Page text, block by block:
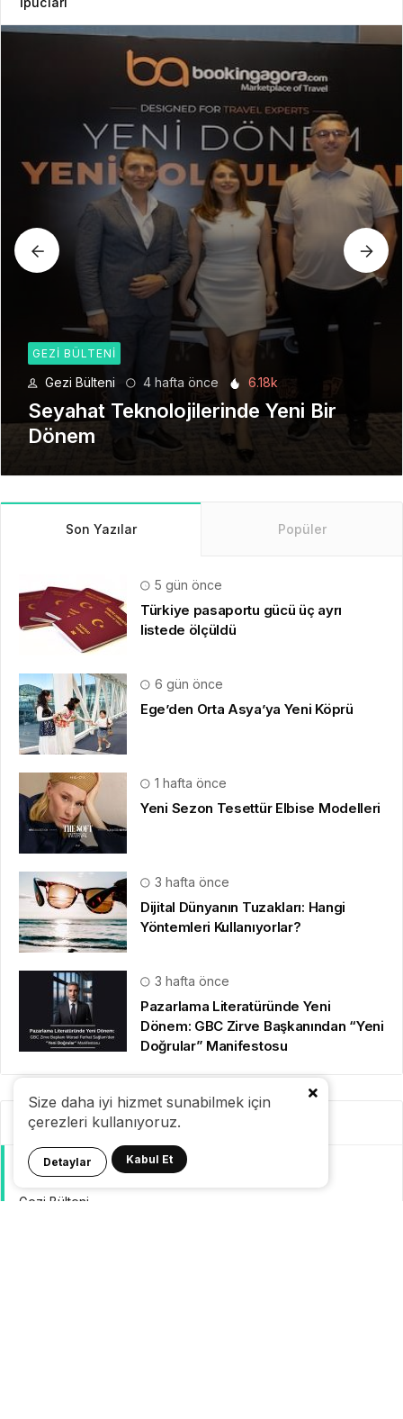
Size daha iyi hizmet sunabilmek için
çerezleri kullanıyoruz.
Detaylar Kabul Et
GEZI BÜLTENI
Gezi Bülteni 1 ay önce 8.93k
Manevi Yolculukta Yeni Dönem
Son Yazılar Popüler
5 gün önce
Türkiye pasaportu gücü üç ayrı
listede ölçüldü
6 gün önce
Ege’den Orta Asya’ya Yeni Köprü
1 hafta önce
Yeni Sezon Tesettür Elbise Modelleri
3 hafta önce
Dijital Dünyanın Tuzakları: Hangi
Yöntemleri Kullanıyorlar?
3 hafta önce
Pazarlama Literatüründe Yeni
Dönem: GBC Zirve Başkanından “Yeni
Doğrular” Manifestosu
Kategoriler
GeziBlog
Gezi Bülteni